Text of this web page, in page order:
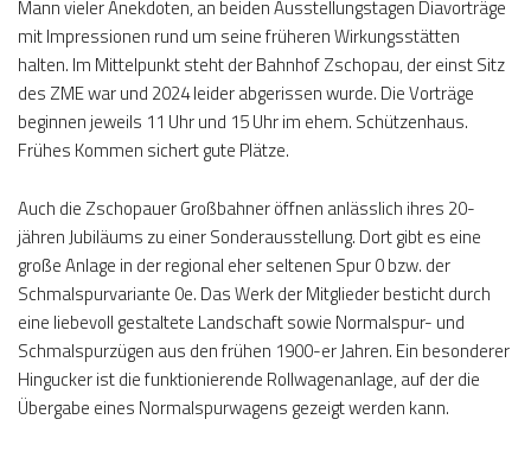
Mann vieler Anekdoten, an beiden Ausstellungstagen Diavorträge
mit Impressionen rund um seine früheren Wirkungsstätten
halten. Im Mittelpunkt steht der Bahnhof Zschopau, der einst Sitz
des ZME war und 2024 leider abgerissen wurde. Die Vorträge
beginnen jeweils 11 Uhr und 15 Uhr im ehem. Schützenhaus.
Frühes Kommen sichert gute Plätze.
Auch die Zschopauer Großbahner öffnen anlässlich ihres 20-
jähren Jubiläums zu einer Sonderausstellung. Dort gibt es eine
große Anlage in der regional eher seltenen Spur 0 bzw. der
Schmalspurvariante 0e. Das Werk der Mitglieder besticht durch
eine liebevoll gestaltete Landschaft sowie Normalspur- und
Schmalspurzügen aus den frühen 1900-er Jahren. Ein besonderer
Hingucker ist die funktionierende Rollwagenanlage, auf der die
Übergabe eines Normalspurwagens gezeigt werden kann.